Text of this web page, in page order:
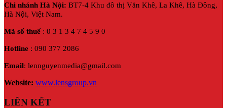
Chi nhánh Hà Nội: BT7-4 Khu đô thị Văn Khê, La Khê, Hà Đông,
Hà Nội, Việt Nam.
Mã số thuế: 0 3 1 3 4 7 4 5 9 0
Hotline : 090 377 2086
Email: lennguyenmedia@gmail.com
Website: www.lensgroup.vn
LIÊN KẾT